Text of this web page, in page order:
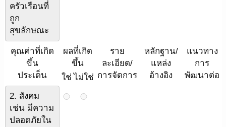
ครัวเรือนที่
ถูก
สุขลักษณะ
คุณค่าที่เกิด
ขึ้น
ประเด็น
ผลที่เกิด
ขึ้น
ราย
ละเอียด/
การจัดการ
หลักฐาน/
แหล่ง
อ้างอิง
แนวทาง
การ
พัฒนาต่อ
ใช่ ไม่ใช่
2. สังคม
เช่น มีความ
ปลอดภัยใน